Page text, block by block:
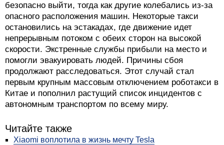
безопасно выйти, тогда как другие колебались из-за
опасного расположения машин. Некоторые такси
остановились на эстакадах, где движение идет
непрерывным потоком с обеих сторон на высокой
скорости. Экстренные службы прибыли на место и
помогли эвакуировать людей. Причины сбоя
продолжают расследоваться. Этот случай стал
первым крупным массовым отключением роботакси в
Китае и пополнил растущий список инцидентов с
автономным транспортом по всему миру.
Читайте также
Xiaomi воплотила в жизнь мечту Tesla